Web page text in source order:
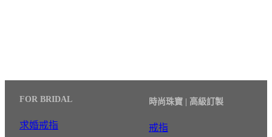
FOR BRIDAL
求婚戒指
時尚珠寶 | 高級訂製
戒指